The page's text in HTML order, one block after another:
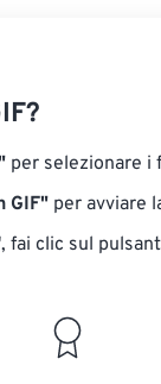
per selezionare i
GIF" per avviare
fai clic sul